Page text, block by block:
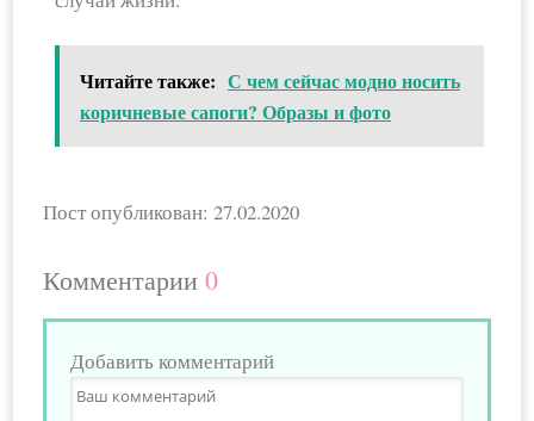
Читайте также: С чем сейчас модно носить
коричневые сапоги? Образы и фото
Пост опубликован: 27.02.2020
Комментарии0
Добавить комментарий